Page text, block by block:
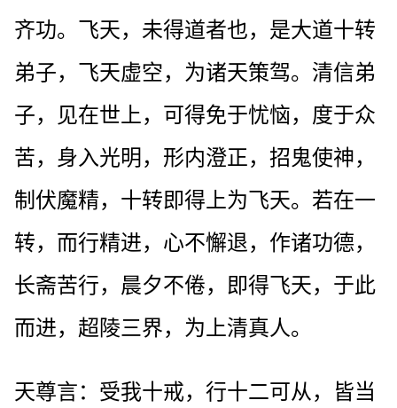
齐功。飞天，未得道者也，是大道十转
弟子，飞天虚空，为诸天策驾。清信弟
子，见在世上，可得免于忧恼，度于众
苦，身入光明，形内澄正，招鬼使神，
制伏魔精，十转即得上为飞天。若在一
转，而行精进，心不懈退，作诸功德，
长斋苦行，晨夕不倦，即得飞天，于此
而进，超陵三界，为上清真人。
天尊言：受我十戒，行十二可从，皆当